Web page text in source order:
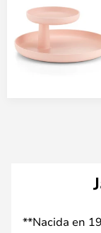
**Nacida en